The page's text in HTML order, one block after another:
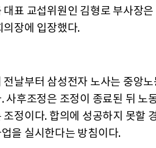
대표 교섭위원인 김형로 부사장
의장에 입장했다.
전날부터 삼성전자 노사는 중앙
사후조정은 조정이 종료된 뒤 노
조정이다. 합의에 성공하지 못할
을 실시한다는 방침이다.